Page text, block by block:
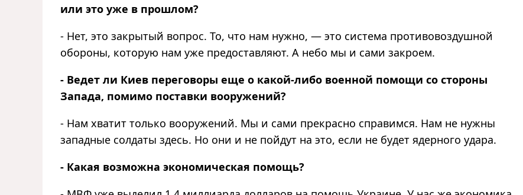
или это уже в прошлом?
- Нет, это закрытый вопрос. То, что нам нужно, — это система противовоздушной
обороны, которую нам уже предоставляют. А небо мы и сами закроем.
- Ведет ли Киев переговоры еще о какой-либо военной помощи со стороны
Запада, помимо поставки вооружений?
- Нам хватит только вооружений. Мы и сами прекрасно справимся. Нам не нужны
западные солдаты здесь. Но они и не пойдут на это, если не будет ядерного удара.
- Какая возможна экономическая помощь?